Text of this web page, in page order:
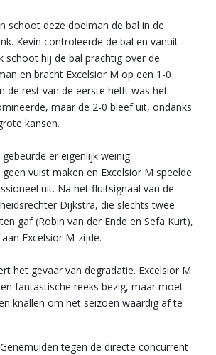
schoot deze doelman de bal in de
Kevin controleerde de bal en vanuit
schoot hij de bal prachtig over de
en bracht Excelsior M op een 1-0
de rest van de eerste helft was het
maar de 2-0 bleef uit, ondanks
kansen.
er eigenlijk weinig.
vuist maken en Excelsior M speelde
uit. Na het fluitsignaal van de
Dijkstra, die slechts twee
gaf (Robin van der Ende en Sefa Kurt),
Excelsior M-zijde.
het gevaar van degradatie. Excelsior M
fantastische reeks bezig, maar moet
knallen om het seizoen waardig af te
tegen de directe concurrent